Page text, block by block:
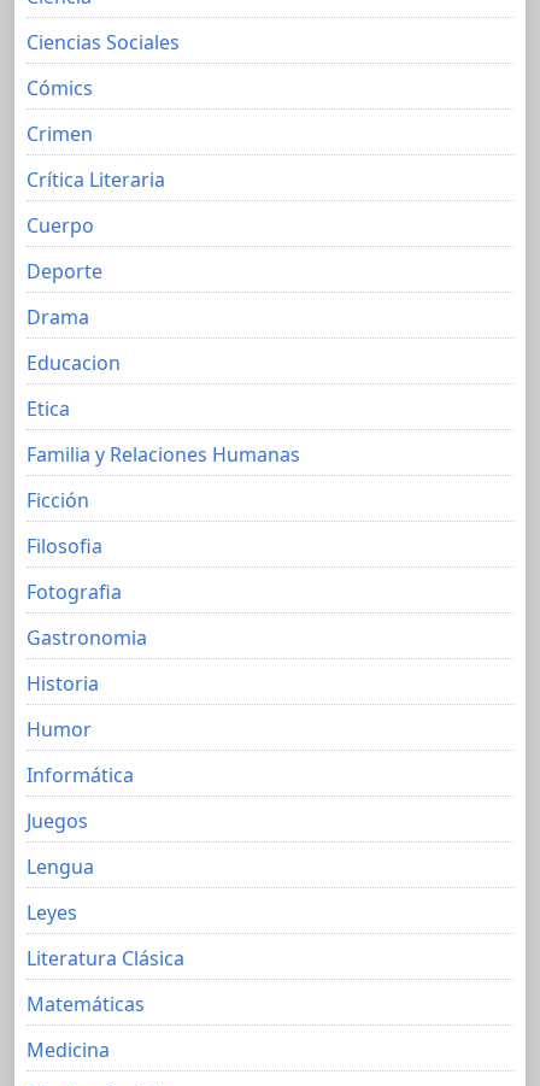
Ciencias Sociales
Cómics
Crimen
Crítica Literaria
Cuerpo
Deporte
Drama
Educacion
Etica
Familia y Relaciones Humanas
Ficción
Filosofia
Fotografia
Gastronomia
Historia
Humor
Informática
Juegos
Lengua
Leyes
Literatura Clásica
Matemáticas
Medicina